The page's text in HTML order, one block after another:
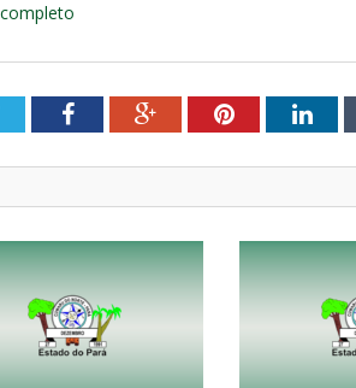
TwitterFacebookGoogle+Pinterest